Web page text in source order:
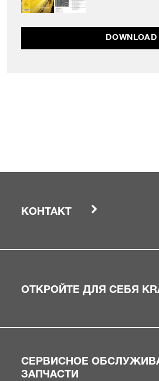
DOWNLOAD
КОНТАКТ
ОТКРОЙТЕ ДЛЯ СЕБЯ
СЕРВИСНОЕ
ЗАПЧАСТИ